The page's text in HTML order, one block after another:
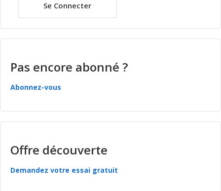
Se Connecter
Pas encore abonné ?
Abonnez-vous
Offre découverte
Demandez votre essai gratuit